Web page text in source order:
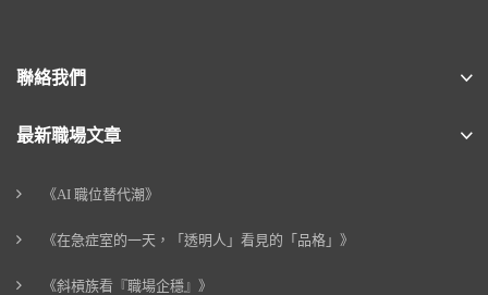
聯絡我們
最新職場文章
《AI 職位替代潮》
《在急症室的一天，「透明人」看見的「品格」》
《斜槓族看『職場企穩』》